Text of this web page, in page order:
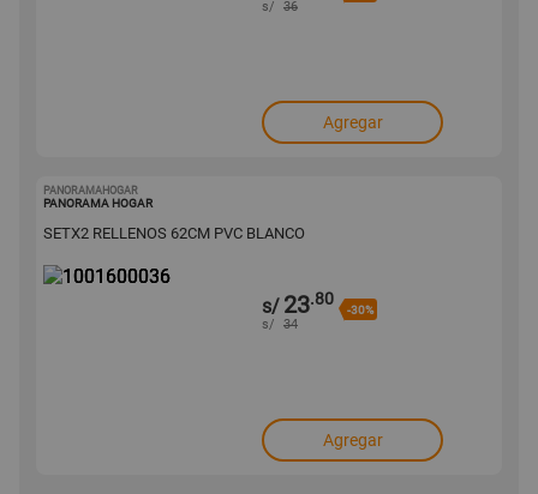
s/ 36
Agregar
PANORAMAHOGAR
PANORAMA HOGAR
SETX2 RELLENOS 62CM PVC BLANCO
s/ 23.80
-30%
s/ 34
Agregar